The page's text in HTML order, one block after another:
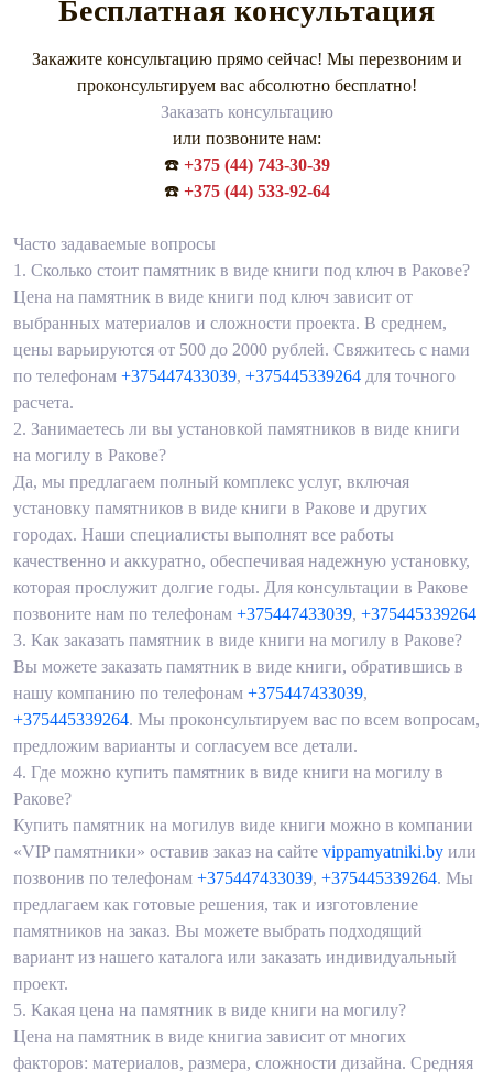
Бесплатная консультация
Закажите консультацию прямо сейчас! Мы перезвоним и
проконсультируем вас абсолютно бесплатно!
Заказать консультацию
или позвоните нам:
☎️ +375 (44) 743-30-39
☎️ +375 (44) 533-92-64
Часто задаваемые вопросы
1. Сколько стоит памятник в виде книги под ключ в Ракове?
Цена на памятник в виде книги под ключ зависит от
выбранных материалов и сложности проекта. В среднем,
цены варьируются от 500 до 2000 рублей. Свяжитесь с нами
по телефонам +375447433039, +375445339264 для точного
расчета.
2. Занимаетесь ли вы установкой памятников в виде книги
на могилу в Ракове?
Да, мы предлагаем полный комплекс услуг, включая
установку памятников в виде книги в Ракове и других
городах. Наши специалисты выполнят все работы
качественно и аккуратно, обеспечивая надежную установку,
которая прослужит долгие годы. Для консультации в Ракове
позвоните нам по телефонам +375447433039, +375445339264
3. Как заказать памятник в виде книги на могилу в Ракове?
Вы можете заказать памятник в виде книги, обратившись в
нашу компанию по телефонам +375447433039,
+375445339264. Мы проконсультируем вас по всем вопросам,
предложим варианты и согласуем все детали.
4. Где можно купить памятник в виде книги на могилу в
Ракове?
Купить памятник на могилув виде книги можно в компании
«VIP памятники» оставив заказ на сайте vippamyatniki.by или
позвонив по телефонам +375447433039, +375445339264. Мы
предлагаем как готовые решения, так и изготовление
памятников на заказ. Вы можете выбрать подходящий
вариант из нашего каталога или заказать индивидуальный
проект.
5. Какая цена на памятник в виде книги на могилу?
Цена на памятник в виде книгиа зависит от многих
факторов: материалов, размера, сложности дизайна. Средняя